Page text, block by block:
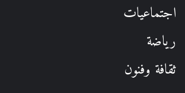
اجتماعيات
رياضة
ثقافة وفنون